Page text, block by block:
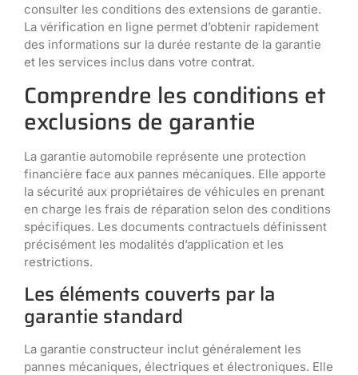
consulter les conditions des extensions de garantie.
La vérification en ligne permet d’obtenir rapidement
des informations sur la durée restante de la garantie
et les services inclus dans votre contrat.
Comprendre les conditions et
exclusions de garantie
La garantie automobile représente une protection
financière face aux pannes mécaniques. Elle apporte
la sécurité aux propriétaires de véhicules en prenant
en charge les frais de réparation selon des conditions
spécifiques. Les documents contractuels définissent
précisément les modalités d’application et les
restrictions.
Les éléments couverts par la
garantie standard
La garantie constructeur inclut généralement les
pannes mécaniques, électriques et électroniques. Elle